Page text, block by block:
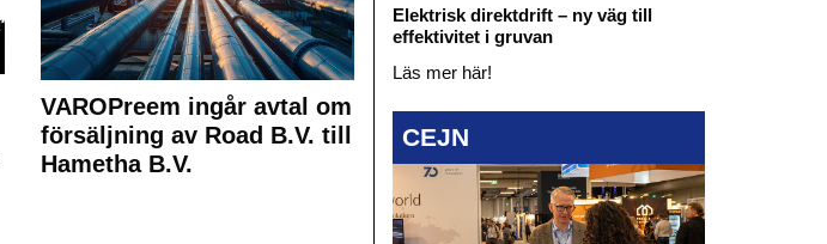
VAROPreem ingår avtal om
försäljning av Road B.V. till
Hametha B.V.
Elektrisk direktdrift – ny väg till
effektivitet i gruvan
Läs mer här!
CEJN